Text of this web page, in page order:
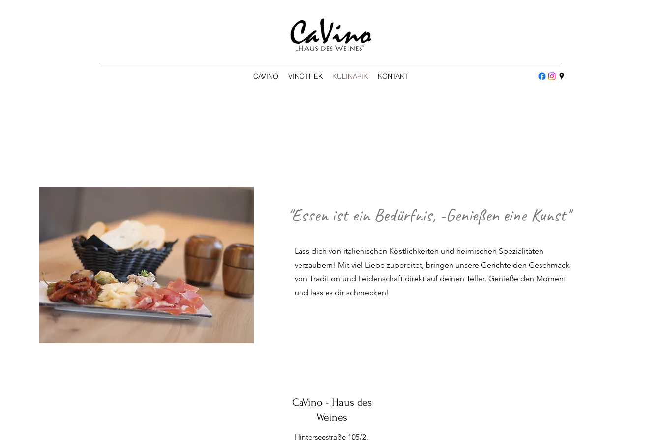
CAVINO VINOTHEK KULINARIK KONTAKT
"Essen ist ein Bedürfnis, -Genießen eine Kunst"
Lass dich von italienischen Köstlichkeiten und heimischen Spezialitäten
verzaubern! Mit viel Liebe zubereitet, bringen unsere Gerichte den Geschmack
von Tradition und Leidenschaft direkt auf deinen Teller. Genieße den Moment
und lass es dir schmecken!
CaVino - Haus des
Weines
Hinterseestraße 105/2,